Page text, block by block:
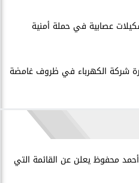
شركة الكهرباء في ظروف غامضة
محفوظ يعلن عن القائمة التي